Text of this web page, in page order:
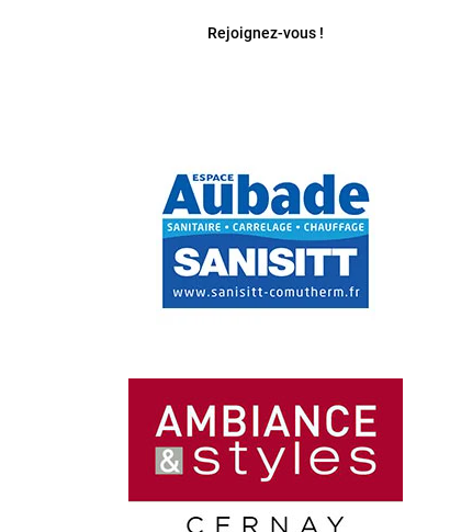
Rejoignez-vous !